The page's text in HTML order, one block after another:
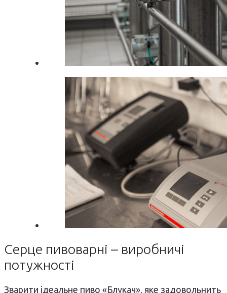
Серце пивоварні – виробничі
потужності
Зварити ідеальне пиво «Блукач», яке задовольнить